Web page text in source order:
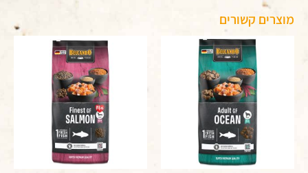
מוצרים קשורים
טווח
מחירים:
עד
למוצר
זה
יש
מספר
סוגים.
ניתן
לבחור
את
האפשרויות
בעמוד